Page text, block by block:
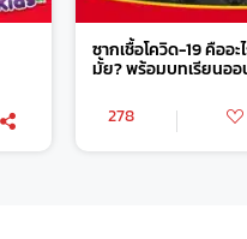
ซากเชื้อโควิด-19 คืออ
มั้ย? พร้อมบทเรียนออ
278